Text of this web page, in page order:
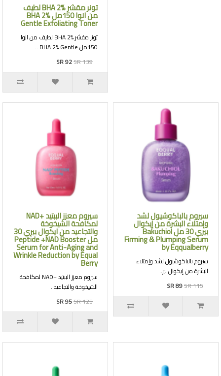
تونر مقشر BHA 2% لطيف
من انوا 150مل BHA 2%
Gentle Exfoliating Toner
تونر مقشر BHA 2% لطيف من انوا
150مل BHA 2% Gentle ..
SR 92SR 139
سيروم بالباكوشيول لشد
وإمتلاء البشرة من إيكوال
بيري 30 مل Bakuchiol
Firming & Plumping Serum
by Eqqualberry
سيروم بالباكوشيول لشد وإمتلاء
البشرة من إيكوال بير..
SR 89SR 115
سيروم معزز الببتيد +NAD
لمكافحة الشيخوخة
والتجاعيد من ايكوال بيري 30
مل Peptide +NAD Booster
Serum for Anti-Aging and
Wrinkle Reduction by Equal
Berry
سيروم معزز الببتيد +NAD لمكافحة
الشيخوخة والتجاعيد..
SR 95SR 125